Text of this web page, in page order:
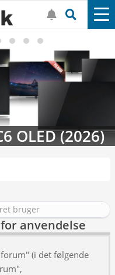
OLED (2026)
bruger
anvendelse
(i det følgende